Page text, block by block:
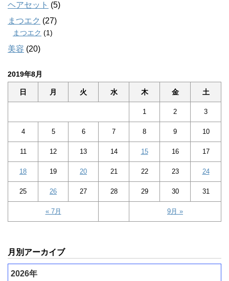
ヘアセット (5)
まつエク (27)
まつエク (1)
美容 (20)
2019年8月
日 月 火 水 木 金 土
« 7月 9月 »
1 2 3
4 5 6 7 8 9 10
11 12 13 14 15 16 17
18 19 20 21 22 23 24
25 26 27 28 29 30 31
月別アーカイブ
2026年